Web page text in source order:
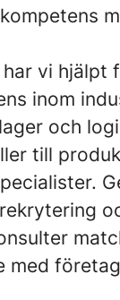
har vi hjälpt
inom
och
till
med